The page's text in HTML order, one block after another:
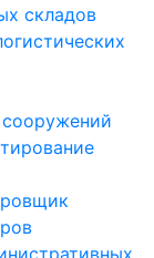
складов